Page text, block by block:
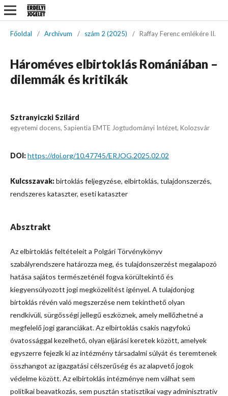
Főoldal / Archívum / szám 2 (2025) / Raffay Ferenc emlékére II.
Hároméves elbirtoklás Romániában –
dilemmák és kritikák
Sztranyiczki Szilárd
egyetemi docens, Sapientia EMTE Jogtudományi Intézet, Kolozsvár
DOI:https://doi.org/10.47745/ERJOG.2025.02.02
Kulcsszavak:birtoklás feljegyzése, elbirtoklás, tulajdonszerzés,
rendszeres kataszter, eseti kataszter
Absztrakt
Az elbirtoklás feltételeit a Polgári Törvénykönyv
szabályrendszere határozza meg, és tulajdonszerzést megalapozó
hatása sajátos természeténél fogva körültekintő és
kiegyensúlyozott jogi megközelítést igényel. A tulajdonjog
birtoklás révén való megszerzése nem tekinthető olyan
rendkívüli, sürgősségi jellegű eszköznek, amely mellőzhetné a
megfelelő jogi garanciákat. Az elbirtoklás csakis nagyfokú
óvatossággal kezelhető, olyan eljárási keretek között, amelyek
egyszerre fejezik ki az intézmény társadalmi súlyát és teremtenek
összhangot az igazgatási célszerűség és az alapvető jogok
védelme között. Az elbirtoklás intézménye nem válhat sem
politikai beavatkozás, sem pusztán statisztikai vagy adminisztratív